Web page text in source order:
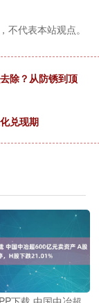
不代表本站观点。
除？从防锈到顶
兑现期